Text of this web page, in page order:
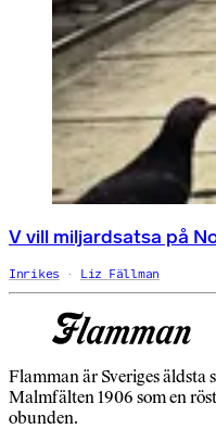
V vill miljardsatsa på
Inrikes Liz Fällman
Flamman är Sveriges äldsta
Malmfälten 1906 som en
obunden.